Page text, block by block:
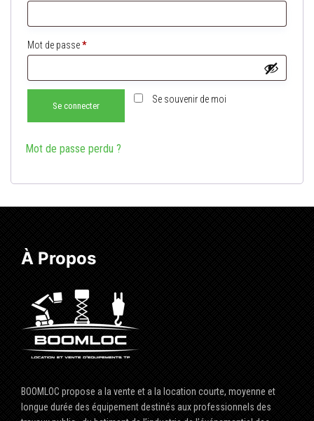
Mot de passe*Obligatoire
Se souvenir de moi
Se connecter
Mot de passe perdu ?
À Propos
BOOMLOC propose a la vente et a la location courte, moyenne et
longue durée des équipement destinés aux professionnels des